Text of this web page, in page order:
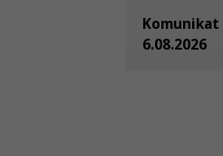
Komunikat
6.08.2026